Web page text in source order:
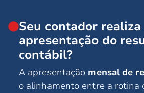
Seu contador realiza
apresentação do
contábil?
A apresentação mensal de
o alinhamento entre a rotina